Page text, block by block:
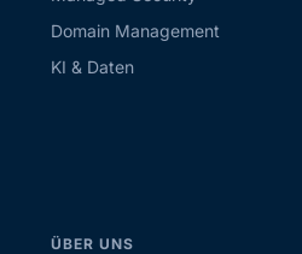
Domain Management
KI & Daten
ÜBER UNS